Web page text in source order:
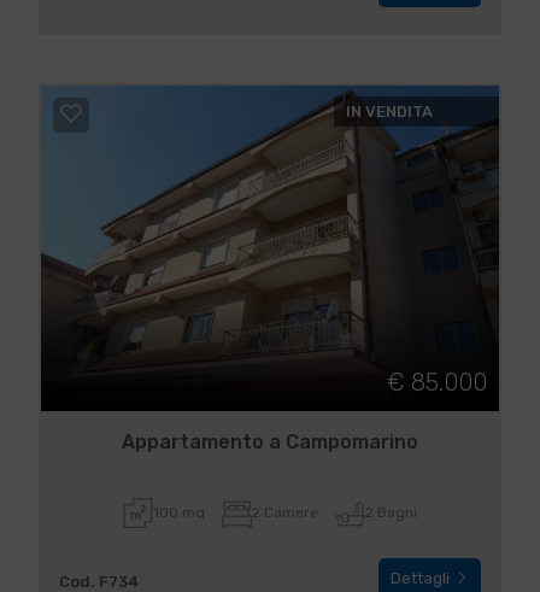
IN VENDITA
€ 85.000
Appartamento a Campomarino
100 mq 2 Camere 2 Bagni
Cod. F734 Dettagli